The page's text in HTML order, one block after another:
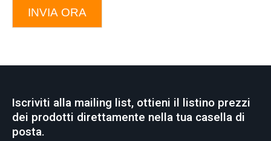
INVIA ORA
Iscriviti alla mailing list, ottieni il listino prezzi
dei prodotti direttamente nella tua casella di
posta.